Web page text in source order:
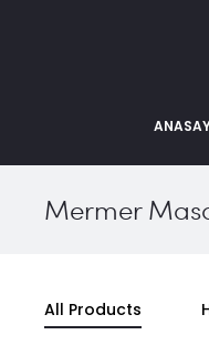
Mermer
All Products